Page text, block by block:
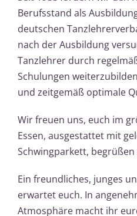
Berufsstand als
deutschen
nach der Ausbildung
Tanzlehrer durch
Schulungen
und zeitgemäß optimale
Wir freuen uns, euch im
Essen, ausgestattet mit
Schwingparkett,
Ein freundliches, junges
erwartet euch. In
Atmosphäre macht ihr